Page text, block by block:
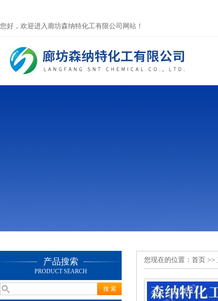
您好，欢迎进入廊坊森纳特化工有限公司网站！
产品搜索
PRODUCT SEARCH
您现在的位置： 首页 >>